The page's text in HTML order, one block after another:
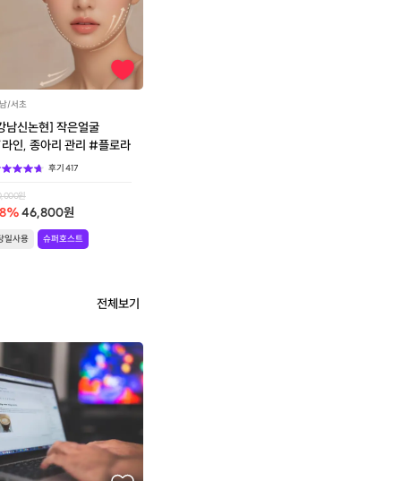
/서초
남신논현] 작은얼굴
인, 종아리 관리 #플로라
후기417
원
%46,800원
일사용 슈퍼호스트
전체보기